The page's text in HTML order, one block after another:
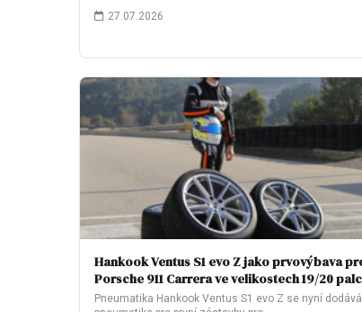
27.07.2026
Hankook Ventus S1 evo Z jako prvovýbava
Porsche 911 Carrera ve velikostech 19/20
Pneumatika Hankook Ventus S1 evo Z se nyní